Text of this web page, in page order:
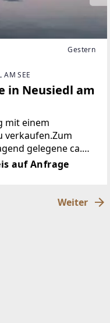
Gestern
AM SEE
in Neusiedl am
mit einem
verkaufen.Zum
gelegene ca.
Lage in
Ruhe vereint.
auf Anfrage
Weiter